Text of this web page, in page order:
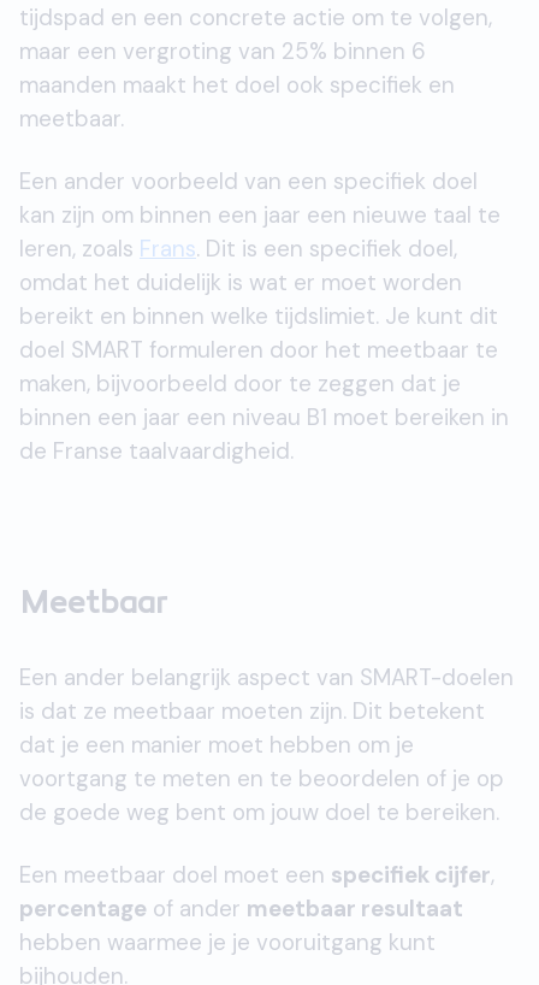
tijdspad en een concrete actie om te volgen,
maar een vergroting van 25% binnen 6
maanden maakt het doel ook specifiek en
meetbaar.
Een ander voorbeeld van een specifiek doel
kan zijn om binnen een jaar een nieuwe taal te
leren, zoals Frans. Dit is een specifiek doel,
omdat het duidelijk is wat er moet worden
bereikt en binnen welke tijdslimiet. Je kunt dit
doel SMART formuleren door het meetbaar te
maken, bijvoorbeeld door te zeggen dat je
binnen een jaar een niveau B1 moet bereiken in
de Franse taalvaardigheid.
Meetbaar
Een ander belangrijk aspect van SMART-doelen
is dat ze meetbaar moeten zijn. Dit betekent
dat je een manier moet hebben om je
voortgang te meten en te beoordelen of je op
de goede weg bent om jouw doel te bereiken.
Een meetbaar doel moet een specifiek cijfer,
percentage of ander meetbaar resultaat
hebben waarmee je je vooruitgang kunt
bijhouden.